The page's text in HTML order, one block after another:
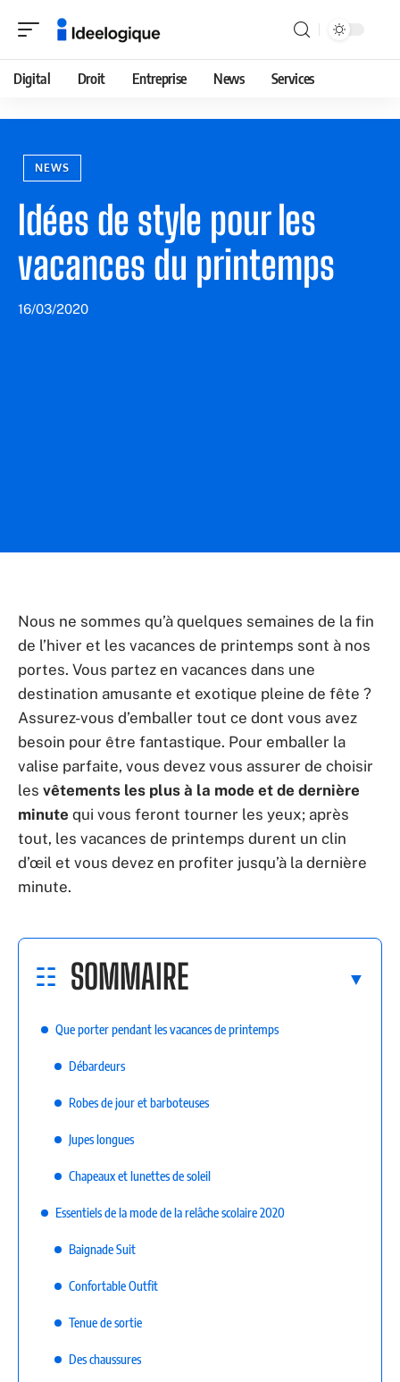
Digital Droit Entreprise News Services
NEWS
Idées de style pour les
vacances du printemps
16/03/2020
Nous ne sommes qu’à quelques semaines de la fin
de l’hiver et les vacances de printemps sont à nos
portes. Vous partez en vacances dans une
destination amusante et exotique pleine de fête ?
Assurez-vous d’emballer tout ce dont vous avez
besoin pour être fantastique. Pour emballer la
valise parfaite, vous devez vous assurer de choisir
les vêtements les plus à la mode et de dernière
minute qui vous feront tourner les yeux; après
tout, les vacances de printemps durent un clin
d’œil et vous devez en profiter jusqu’à la dernière
minute.
SOMMAIRE
Que porter pendant les vacances de printemps
Débardeurs
Robes de jour et barboteuses
Jupes longues
Chapeaux et lunettes de soleil
Essentiels de la mode de la relâche scolaire 2020
Baignade Suit
Confortable Outfit
Tenue de sortie
Des chaussures